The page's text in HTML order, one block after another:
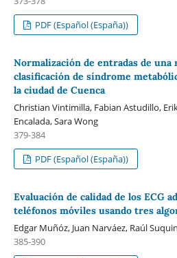
PDF (Español (España))
Normalización de entradas de una
clasificación de síndrome
la ciudad de Cuenca
Christian Vintimilla, Fabian Astudillo,
Encalada, Sara Wong
379-384
PDF (Español (España))
Evaluación de calidad de los ECG
teléfonos móviles usando tres
Edgar Muñóz, Juan Narváez, Raúl
385-390